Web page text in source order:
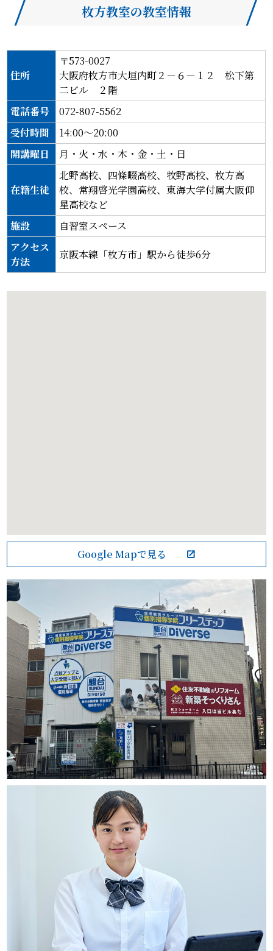
枚方教室の教室情報
住所
〒573-0027
大阪府枚方市大垣内町２－６－１２ 松下第
二ビル ２階
電話番号
072-807-5562
受付時間
14:00～20:00
開講曜日
月・火・水・木・金・土・日
在籍生徒
北野高校、四條畷高校、牧野高校、枚方高
校、常翔啓光学園高校、東海大学付属大阪仰
星高校など
施設
自習室スペース
アクセス
方法
京阪本線「枚方市」駅から徒歩6分
Google Mapで見る